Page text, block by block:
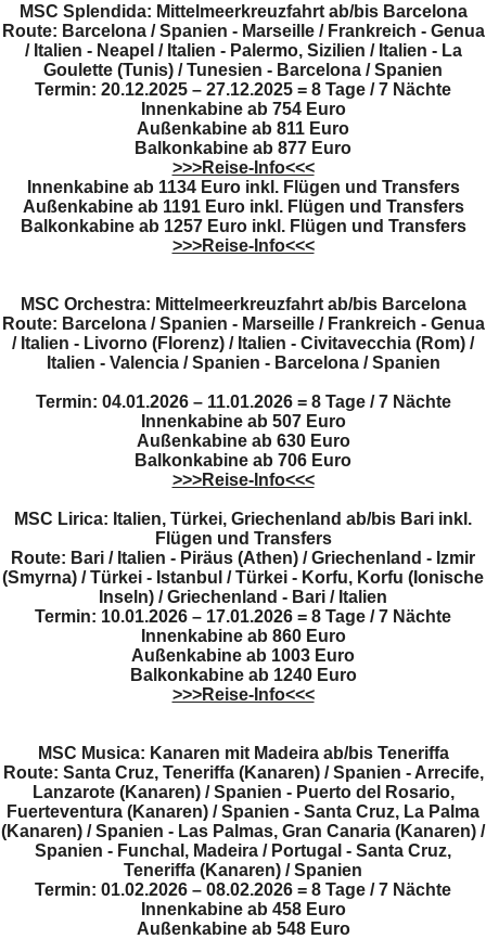
MSC Splendida: Mittelmeerkreuzfahrt ab/bis Barcelona
Route: Barcelona / Spanien - Marseille / Frankreich - Genua
/ Italien - Neapel / Italien - Palermo, Sizilien / Italien - La
Goulette (Tunis) / Tunesien - Barcelona / Spanien
Termin: 20.12.2025 – 27.12.2025 = 8 Tage / 7 Nächte
Innenkabine ab 754 Euro
Außenkabine ab 811 Euro
Balkonkabine ab 877 Euro
>>>Reise-Info<<<
Innenkabine ab 1134 Euro inkl. Flügen und Transfers
Außenkabine ab 1191 Euro inkl. Flügen und Transfers
Balkonkabine ab 1257 Euro inkl. Flügen und Transfers
>>>Reise-Info<<<
MSC Orchestra: Mittelmeerkreuzfahrt ab/bis Barcelona
Route: Barcelona / Spanien - Marseille / Frankreich - Genua
/ Italien - Livorno (Florenz) / Italien - Civitavecchia (Rom) /
Italien - Valencia / Spanien - Barcelona / Spanien
Termin: 04.01.2026 – 11.01.2026 = 8 Tage / 7 Nächte
Innenkabine ab 507 Euro
Außenkabine ab 630 Euro
Balkonkabine ab 706 Euro
>>>Reise-Info<<<
MSC Lirica: Italien, Türkei, Griechenland ab/bis Bari inkl.
Flügen und Transfers
Route: Bari / Italien - Piräus (Athen) / Griechenland - Izmir
(Smyrna) / Türkei - Istanbul / Türkei - Korfu, Korfu (Ionische
Inseln) / Griechenland - Bari / Italien
Termin: 10.01.2026 – 17.01.2026 = 8 Tage / 7 Nächte
Innenkabine ab 860 Euro
Außenkabine ab 1003 Euro
Balkonkabine ab 1240 Euro
>>>Reise-Info<<<
MSC Musica: Kanaren mit Madeira ab/bis Teneriffa
Route: Santa Cruz, Teneriffa (Kanaren) / Spanien - Arrecife,
Lanzarote (Kanaren) / Spanien - Puerto del Rosario,
Fuerteventura (Kanaren) / Spanien - Santa Cruz, La Palma
(Kanaren) / Spanien - Las Palmas, Gran Canaria (Kanaren) /
Spanien - Funchal, Madeira / Portugal - Santa Cruz,
Teneriffa (Kanaren) / Spanien
Termin: 01.02.2026 – 08.02.2026 = 8 Tage / 7 Nächte
Innenkabine ab 458 Euro
Außenkabine ab 548 Euro